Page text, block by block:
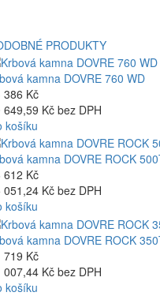
PRODUKTY
kamna DOVRE 760 WD
386 Kč
649,59 Kč bez DPH
košíku
kamna DOVRE ROCK
612 Kč
051,24 Kč bez DPH
košíku
kamna DOVRE ROCK
719 Kč
007,44 Kč bez DPH
košíku